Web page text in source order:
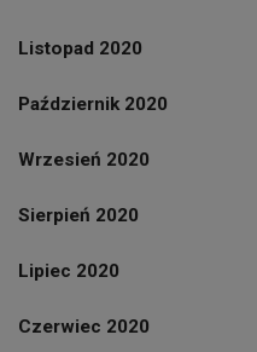
Listopad 2020
Październik 2020
Wrzesień 2020
Sierpień 2020
Lipiec 2020
Czerwiec 2020